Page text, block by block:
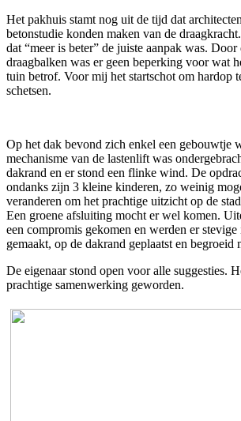
Het pakhuis stamt nog uit de tijd dat
betonstudie konden maken van de
dat “meer is beter” de juiste aanpak was. Door
draagbalken was er geen beperking voor wat
tuin betrof. Voor mij het startschot om hardop
schetsen.
Op het dak bevond zich enkel een gebouwtje
mechanisme van de lastenlift was
dakrand en er stond een flinke wind. De
ondanks zijn 3 kleine kinderen, zo weinig
veranderen om het prachtige uitzicht op de
Een groene afsluiting mocht er wel komen.
een compromis gekomen en werden er
gemaakt, op de dakrand geplaatst en begroeid
De eigenaar stond open voor alle suggesties.
prachtige samenwerking geworden.